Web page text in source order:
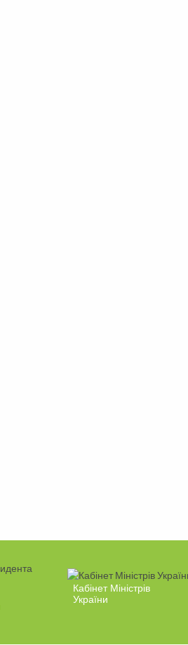
Кабінет Міністрів
України